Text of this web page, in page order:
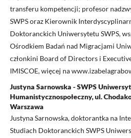
transferu kompetencji; profesor
SWPS oraz Kierownik
Doktoranckich Uniwersytetu SWPS,
Ośrodkiem Badań nad Migracjami
członkini Board of Directors i
IMISCOE, więcej na
Justyna Sarnowska - SWPS
Humanistycznospołeczny, ul.
Warszawa
Justyna Sarnowska, doktorantka na
Studiach Doktoranckich SWPS